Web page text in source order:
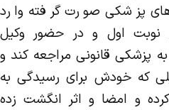
پزشکی صورت گرفته وارد
نوبت اول و در حضور وکیل
پزشکی قانونی مراجعه کند و
که خودش برای رسیدگی به
و امضا و اثر انگشت زده